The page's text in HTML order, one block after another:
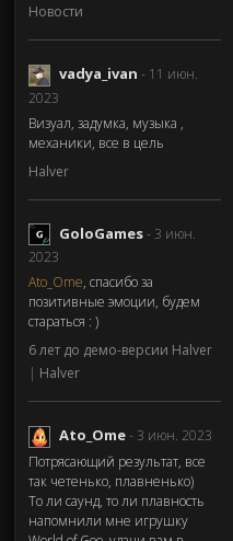
Новости
vadya_ivan - 11 июн.
2023
Визуал, задумка, музыка ,
механики, все в цель
Halver
GoloGames- 3 июн.
2023
Ato_Ome, спасибо за
позитивные эмоции, будем
стараться : )
6 лет до демо-версии Halver
| Halver
Ato_Ome- 3 июн. 2023
Потрясающий результат, все
так четенько, плавненько)
То ли саунд, то ли плавность
напомнили мне игрушку